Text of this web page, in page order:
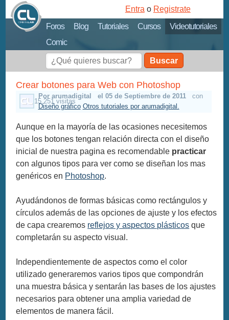
Foros Blog Tutoriales Cursos
Videotutoriales
Comic
Entra o Registrate
Buscar
Crear botones para Web con Photoshop
Por arumadigital el 05 de Septiembre de 2011 con
15,251 visitas
Diseño gráfico Otros tutoriales por arumadigital.
Aunque en la mayoría de las ocasiones necesitemos
que los botones tengan relación directa con el diseño
inicial de nuestra pagina es recomendable practicar
con algunos tipos para ver como se diseñan los mas
genéricos en Photoshop.
Ayudándonos de formas básicas como rectángulos y
círculos además de las opciones de ajuste y los efectos
de capa crearemos reflejos y aspectos plásticos que
completarán su aspecto visual.
Independientemente de aspectos como el color
utilizado generaremos varios tipos que compondrán
una muestra básica y sentarán las bases de los ajustes
necesarios para obtener una amplia variedad de
elementos de manera fácil.